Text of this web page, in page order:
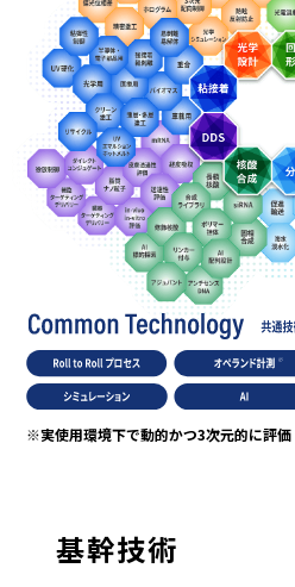
※実使用環境下で動的かつ3次元的に評価
基幹技術